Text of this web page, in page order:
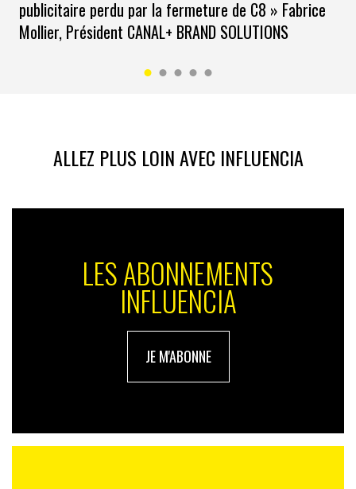
donc.
publicitaire perdu par la fermeture de C8 » Fabrice
Mollier, Président CANAL+ BRAND SOLUTIONS
ALLEZ PLUS LOIN AVEC INFLUENCIA
LES ABONNEMENTS
INFLUENCIA
JE M'ABONNE